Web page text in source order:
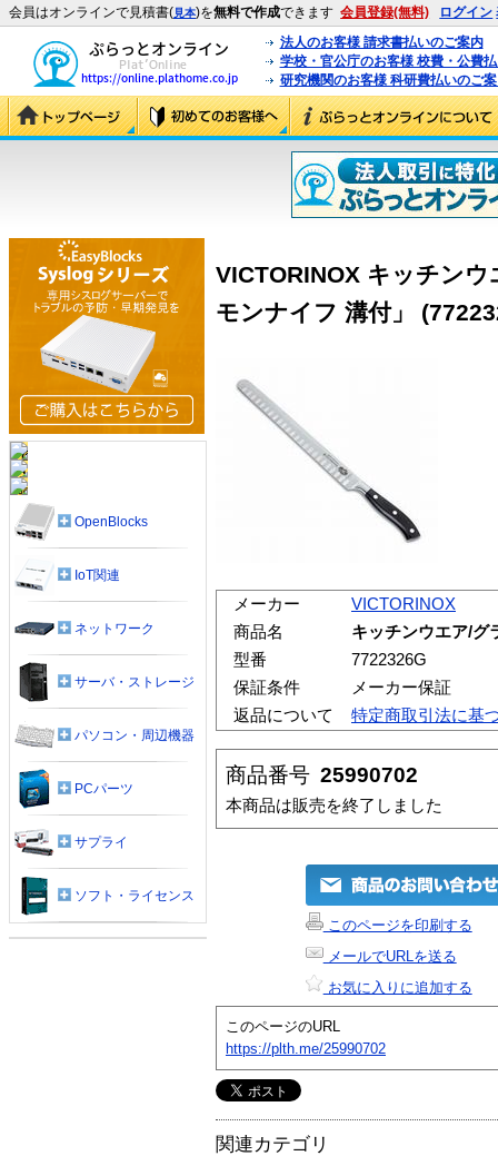
会員はオンラインで見積書(見本)を無料で作成できます 会員登録(無料) ログイン
法人のお客様 請求書払いのご案内
学校・官公庁のお客様 校費・公費
研究機関のお客様 科研費払いのご
VICTORINOX キッチン
モンナイフ 溝付」
メーカー
VICTORINOX
商品名
キッチンウエア/グ
型番
7722326G
保証条件
メーカー保証
返品について
特定商取引法に基
商品番号 25990702
本商品は販売を終了しました
このページを印刷する
メールでURLを送る
お気に入りに追加する
このページのURL
https://plth.me/25990702
関連カテゴリ
OpenBlocks
IoT関連
ネットワーク
サーバ・ストレージ
パソコン・周辺機器
PCパーツ
サプライ
ソフト・ライセンス